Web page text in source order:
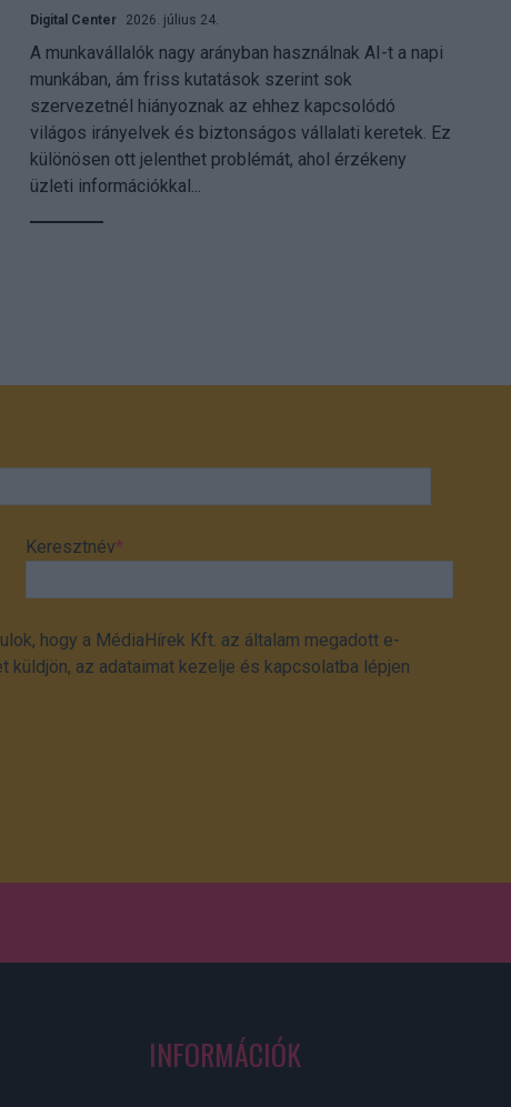
Digital Center 2026. július 24.
A munkavállalók nagy arányban használnak AI-t a napi
munkában, ám friss kutatások szerint sok
szervezetnél hiányoznak az ehhez kapcsolódó
világos irányelvek és biztonságos vállalati keretek. Ez
különösen ott jelenthet problémát, ahol érzékeny
üzleti információkkal...
Keresztnév*
hogy a MédiaHírek Kft. az általam megadott e-
az adataimat kezelje és kapcsolatba lépjen
INFORMÁCIÓK